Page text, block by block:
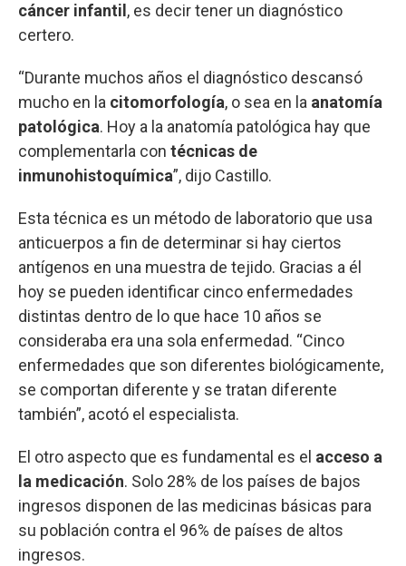
cáncer infantil , es decir tener un diagnóstico
certero.
“Durante muchos años el diagnóstico descansó
mucho en la citomorfología, o sea en la anatomía
patológica. Hoy a la anatomía patológica hay que
complementarla con técnicas de
inmunohistoquímica”, dijo Castillo.
Esta técnica es un método de laboratorio que usa
anticuerpos a fin de determinar si hay ciertos
antígenos en una muestra de tejido. Gracias a él
hoy se pueden identificar cinco enfermedades
distintas dentro de lo que hace 10 años se
consideraba era una sola enfermedad. “Cinco
enfermedades que son diferentes biológicamente,
se comportan diferente y se tratan diferente
también”, acotó el especialista.
El otro aspecto que es fundamental es el acceso a
la medicación. Solo 28% de los países de bajos
ingresos disponen de las medicinas básicas para
su población contra el 96% de países de altos
ingresos.